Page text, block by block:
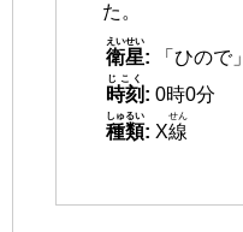
た。
衛星
えいせい
:
「ひので」
時刻
じこく
: 0時0分
種類
しゅるい
: X線
せん